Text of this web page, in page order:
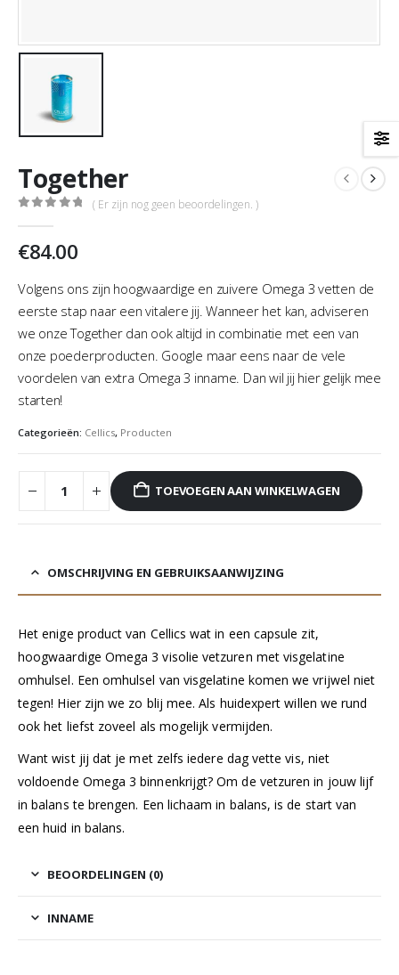
Together
( Er zijn nog geen beoordelingen. )
€84.00
Volgens ons zijn hoogwaardige en zuivere Omega 3 vetten de
eerste stap naar een vitalere jij. Wanneer het kan, adviseren
we onze Together dan ook altijd in combinatie met een van
onze poederproducten. Google maar eens naar de vele
voordelen van extra Omega 3 inname. Dan wil jij hier gelijk mee
starten!
Categorieën: Cellics, Producten
TOEVOEGEN AAN WINKELWAGEN
OMSCHRIJVING EN GEBRUIKSAANWIJZING
Het enige product van Cellics wat in een capsule zit,
hoogwaardige Omega 3 visolie vetzuren met visgelatine
omhulsel. Een omhulsel van visgelatine komen we vrijwel niet
tegen! Hier zijn we zo blij mee. Als huidexpert willen we rund
ook het liefst zoveel als mogelijk vermijden.
Want wist jij dat je met zelfs iedere dag vette vis, niet
voldoende Omega 3 binnenkrijgt? Om de vetzuren in jouw lijf
in balans te brengen. Een lichaam in balans, is de start van
een huid in balans.
BEOORDELINGEN (0)
INNAME